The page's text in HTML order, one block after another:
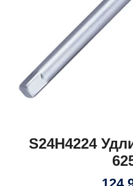
S24H4224